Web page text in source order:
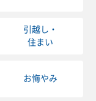
引越し・
住まい
お悔やみ